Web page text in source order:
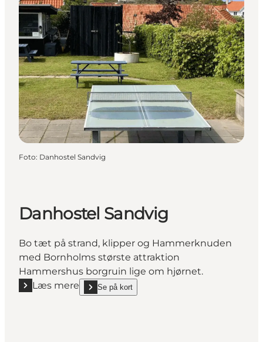
Foto: Danhostel Sandvig
Danhostel Sandvig
Bo tæt på strand, klipper og Hammerknuden
med Bornholms største attraktion
Hammershus borgruin lige om hjørnet.
Læs mere
Læs mere "Danhostel Sandvig"
Se på kort
show Danhostel Sandvig on_map